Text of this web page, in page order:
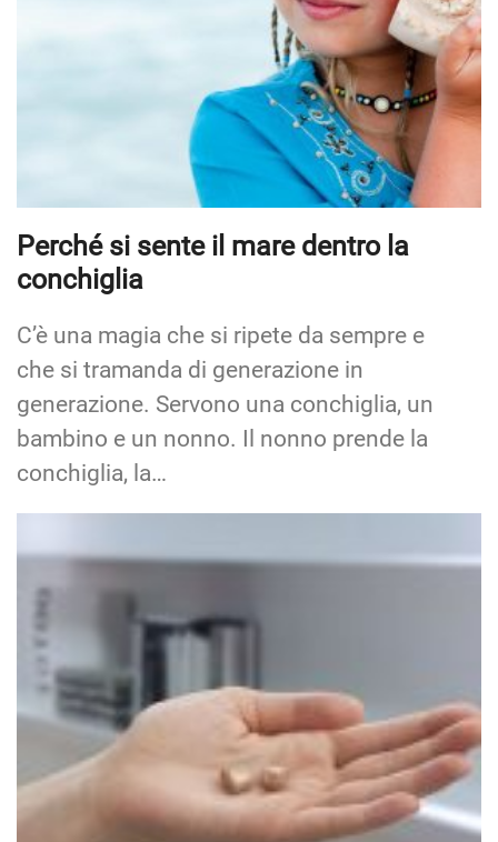
Perché si sente il mare dentro la
conchiglia
C’è una magia che si ripete da sempre e
che si tramanda di generazione in
generazione. Servono una conchiglia, un
bambino e un nonno. Il nonno prende la
conchiglia, la…